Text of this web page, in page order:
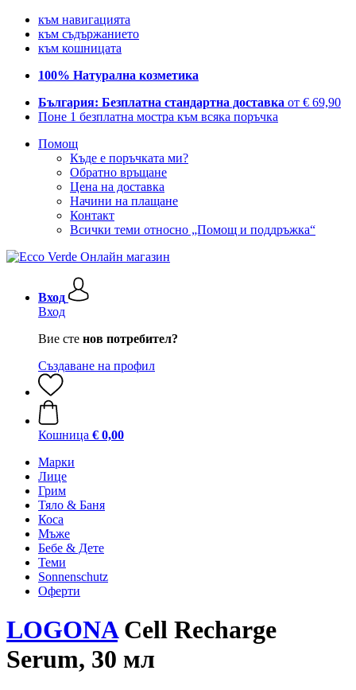
към навигацията
към съдържанието
към кошницата
100% Натурална козметика
България: Безплатна стандартна доставка от € 69,90
Поне 1 безплатна мостра към всяка поръчка
Помощ
Къде е поръчката ми?
Обратно връщане
Цена на доставка
Начини на плащане
Контакт
Всички теми относно „Помощ и поддръжка“
Вход
Вход
Вие сте нов потребител?
Създаване на профил
Кошница € 0,00
Марки
Лице
Грим
Тяло & Баня
Коса
Мъже
Бебе & Дете
Теми
Sonnenschutz
Оферти
LOGONACell Recharge
Serum, 30 мл